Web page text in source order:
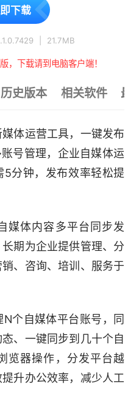
下载
21.7MB
，下载请到电脑客户端！
历史版本 相关软件 最
体运营工具，一键发布
号管理，企业自媒体运
5分钟，发布效率轻松提
体内容多平台同步发
期为企业提供管理、分
、咨询、培训、服务于
自媒体平台账号，同
、一键同步到几十个自
览器操作，分发平台越
升办公效率，减少人工